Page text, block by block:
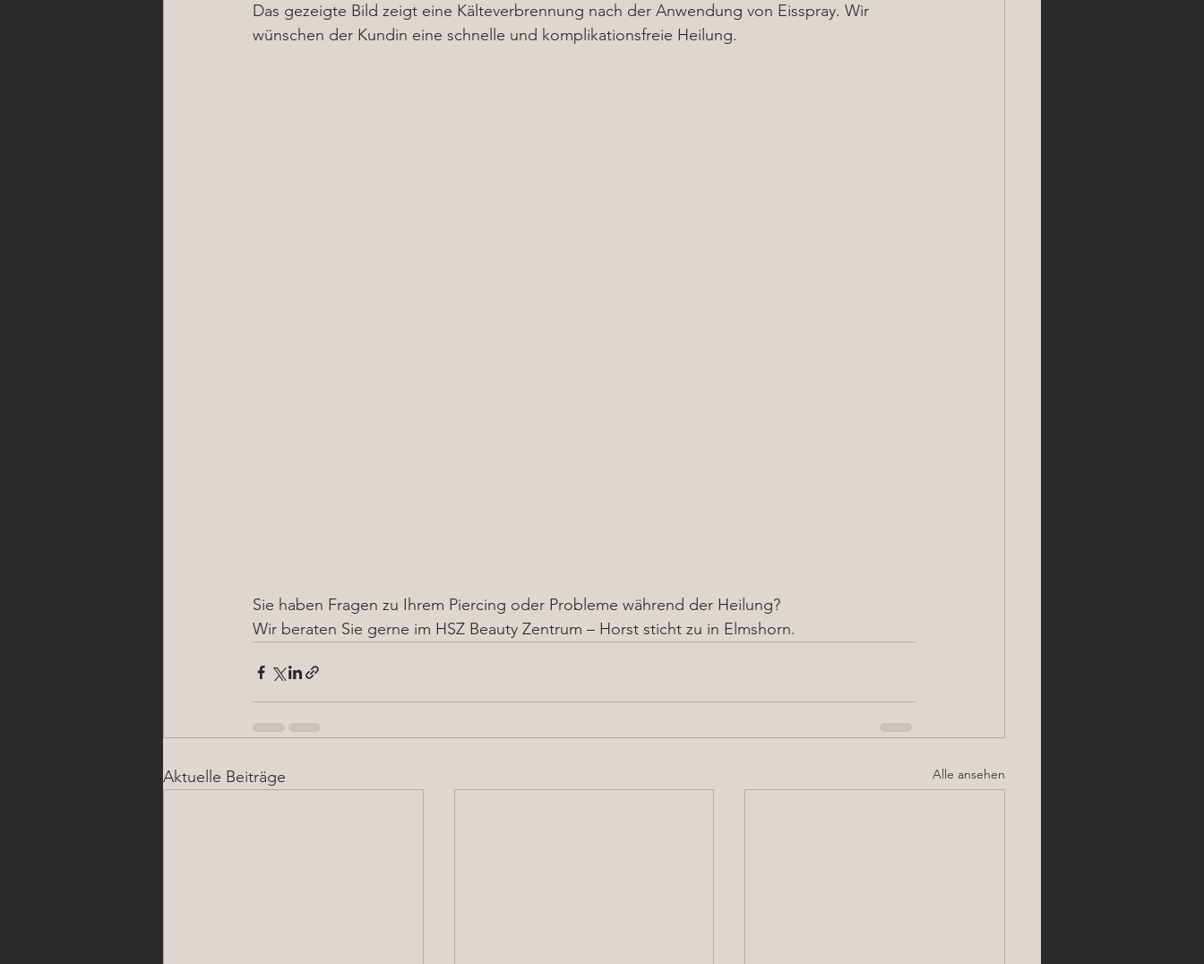
Das gezeigte Bild zeigt eine Kälteverbrennung nach der Anwendung von Eisspray. Wir
wünschen der Kundin eine schnelle und komplikationsfreie Heilung.
Sie haben Fragen zu Ihrem Piercing oder Probleme während der Heilung?
Wir beraten Sie gerne im HSZ Beauty Zentrum – Horst sticht zu in Elmshorn.
Aktuelle Beiträge Alle ansehen